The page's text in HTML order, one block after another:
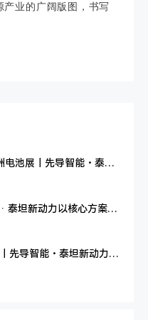
业的广阔版图，书写
池展｜先导智能・泰坦
泰坦新动力以核心方案驱
先导智能・泰坦新动力以